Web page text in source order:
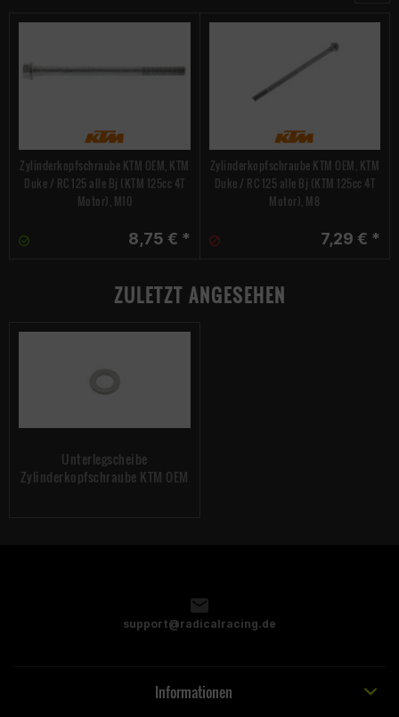
Zylinderkopfschraube KTM OEM, KTM
Duke / RC 125 alle Bj (KTM 125cc 4T
Motor), M10
8,75 € *
Zylinderkopfschraube KTM OEM, KTM
Duke / RC 125 alle Bj (KTM 125cc 4T
Motor), M8
7,29 € *
ZULETZT ANGESEHEN
Unterlegscheibe
Zylinderkopfschraube KTM OEM
support@radicalracing.de
Informationen